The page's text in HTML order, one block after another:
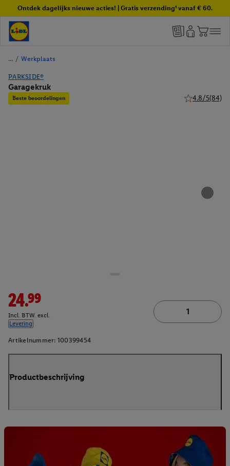
Ontdek dagelijks nieuwe acties! | Gratis verzending¹ vanaf € 60.
/ Werkplaats
PARKSIDE®
Garagekruk
Beste beoordelingen 4.8/5(84)
24.99
Incl. BTW. excl.
Levering
Artikelnummer: 100399454
Productbeschrijving